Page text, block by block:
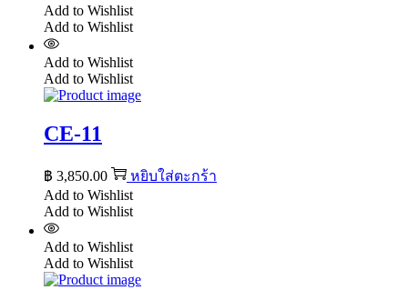
Add to Wishlist
Add to Wishlist
Add to Wishlist
Add to Wishlist
CE-11
฿ 3,850.00
หยิบใส่ตะกร้า
Add to Wishlist
Add to Wishlist
Add to Wishlist
Add to Wishlist